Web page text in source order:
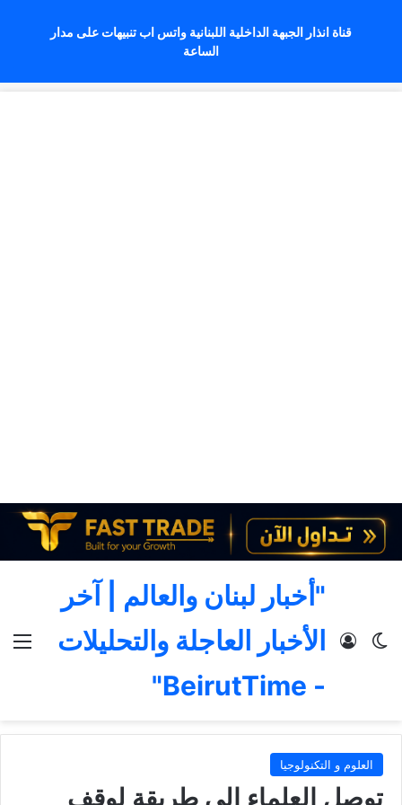
قناة انذار الجبهة الداخلية اللبنانية واتس اب تنبيهات على مدار
الساعة
"أخبار لبنان والعالم | آخر
الأخبار العاجلة والتحليلات
- BeirutTime"
الوضع المظلم
تسجيل الدخول
العلوم و التكنولوجيا
توصل العلماء إلى طريقة لوقف